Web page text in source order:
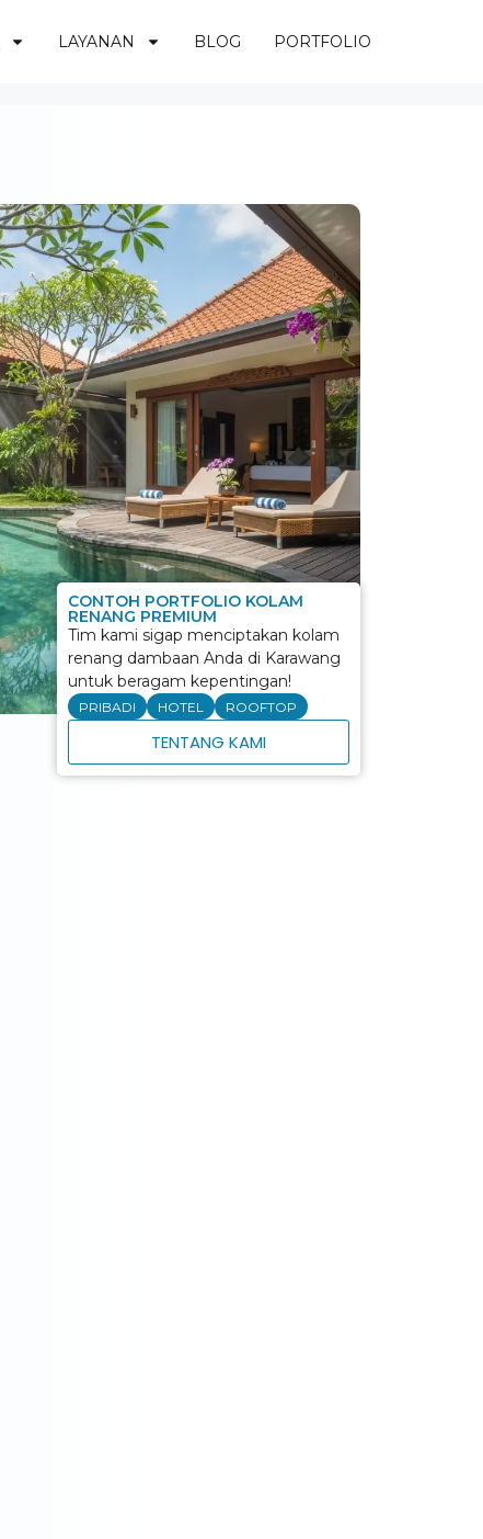
LAYANAN BLOG PORTFOLIO
CONTOH PORTFOLIO KOLAM
RENANG PREMIUM
Tim kami sigap menciptakan kolam
renang dambaan Anda di Karawang
untuk beragam kepentingan!
PRIBADI HOTEL ROOFTOP
TENTANG KAMI